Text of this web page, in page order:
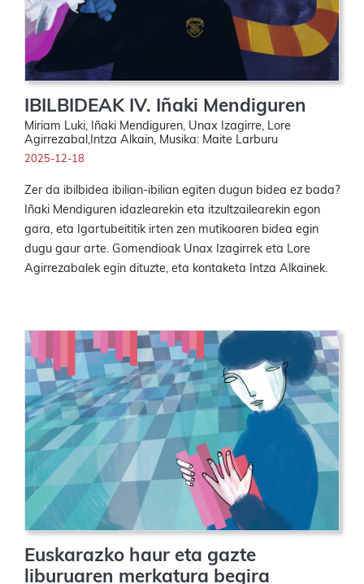
IBILBIDEAK IV. Iñaki Mendiguren
Miriam Luki, Iñaki Mendiguren, Unax Izagirre, Lore
Agirrezabal,Intza Alkain, Musika: Maite Larburu
2025-12-18
Zer da ibilbidea ibilian-ibilian egiten dugun bidea ez bada?
Iñaki Mendiguren idazlearekin eta itzultzailearekin egon
gara, eta Igartubeititik irten zen mutikoaren bidea egin
dugu gaur arte. Gomendioak Unax Izagirrek eta Lore
Agirrezabalek egin dituzte, eta kontaketa Intza Alkainek.
Euskarazko haur eta gazte
liburuaren merkatura begira